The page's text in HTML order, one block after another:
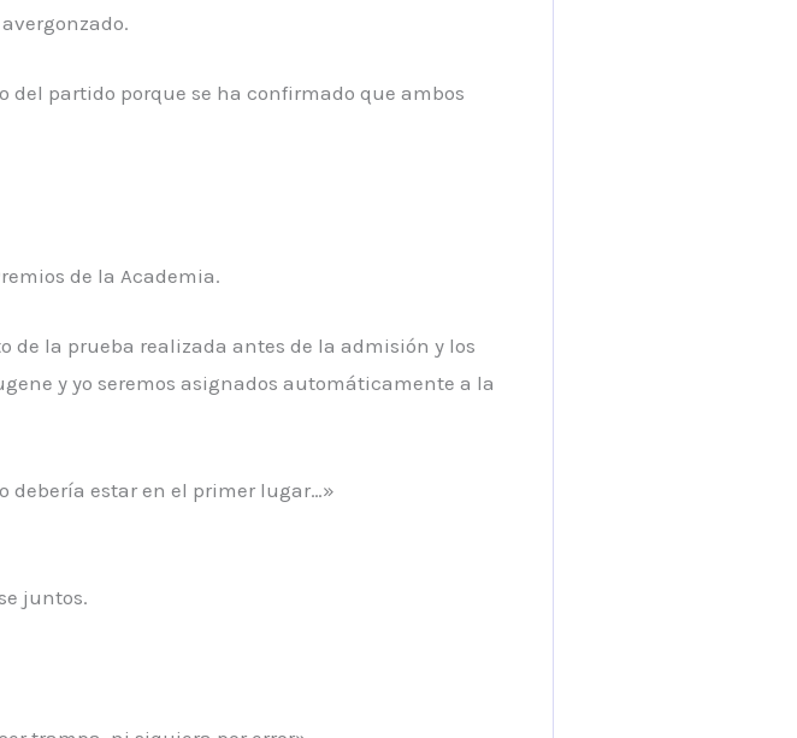
del partido porque se ha confirmado que ambos
de la Academia.
de la prueba realizada antes de la admisión y los
y yo seremos asignados automáticamente a la
debería estar en el primer lugar…»
juntos.